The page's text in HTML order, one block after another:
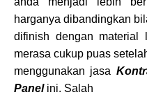
harganya dibandingkan
difinish dengan material
merasa cukup puas
menggunakan jasa
Panelini. Salah